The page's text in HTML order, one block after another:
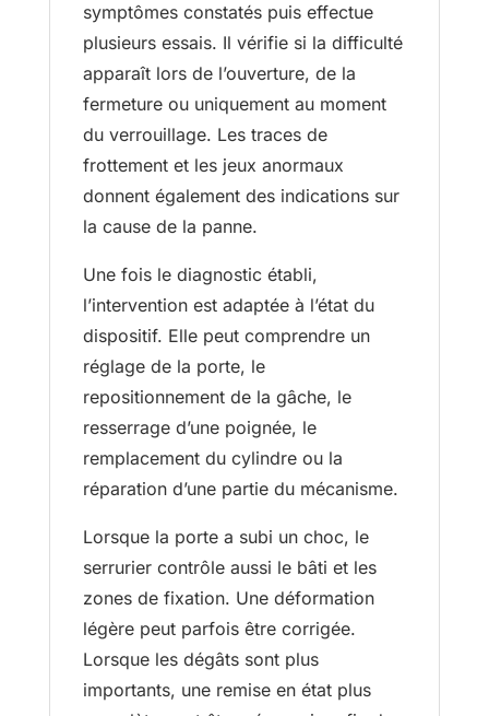
symptômes constatés puis effectue
plusieurs essais. Il vérifie si la difficulté
apparaît lors de l’ouverture, de la
fermeture ou uniquement au moment
du verrouillage. Les traces de
frottement et les jeux anormaux
donnent également des indications sur
la cause de la panne.
Une fois le diagnostic établi,
l’intervention est adaptée à l’état du
dispositif. Elle peut comprendre un
réglage de la porte, le
repositionnement de la gâche, le
resserrage d’une poignée, le
remplacement du cylindre ou la
réparation d’une partie du mécanisme.
Lorsque la porte a subi un choc, le
serrurier contrôle aussi le bâti et les
zones de fixation. Une déformation
légère peut parfois être corrigée.
Lorsque les dégâts sont plus
importants, une remise en état plus